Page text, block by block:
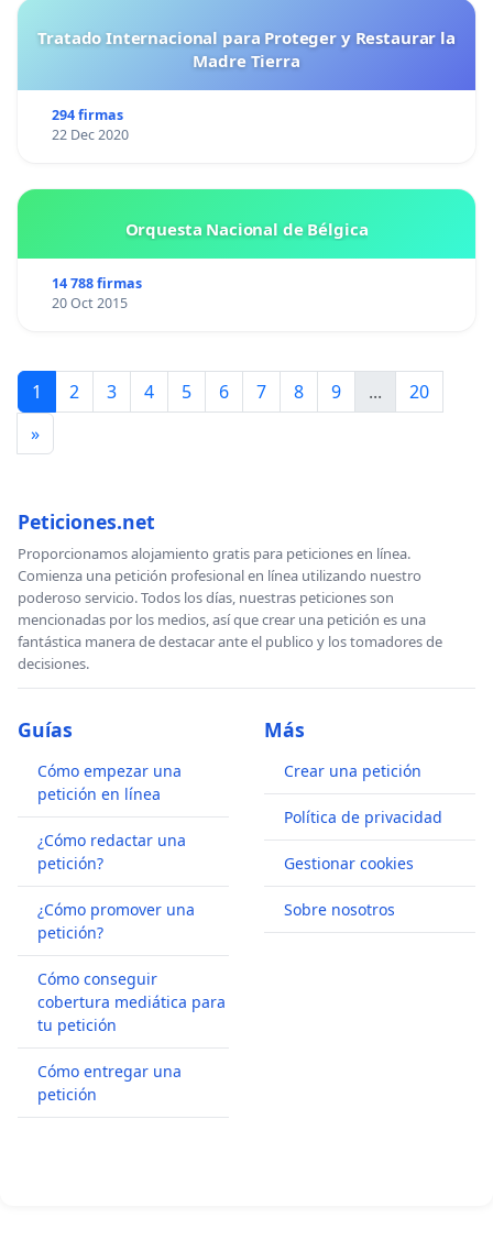
Tratado Internacional para Proteger y Restaurar la
Madre Tierra
294 firmas
22 Dec 2020
Orquesta Nacional de Bélgica
14 788 firmas
20 Oct 2015
1 2 3 4 5 6 7 8 9 ...
20
»
Peticiones.net
Proporcionamos alojamiento gratis para peticiones en línea.
Comienza una petición profesional en línea utilizando nuestro
poderoso servicio. Todos los días, nuestras peticiones son
mencionadas por los medios, así que crear una petición es una
fantástica manera de destacar ante el publico y los tomadores de
decisiones.
Guías
Cómo empezar una
petición en línea
¿Cómo redactar una
petición?
¿Cómo promover una
petición?
Cómo conseguir
cobertura mediática para
tu petición
Cómo entregar una
petición
Más
Crear una petición
Política de privacidad
Gestionar cookies
Sobre nosotros